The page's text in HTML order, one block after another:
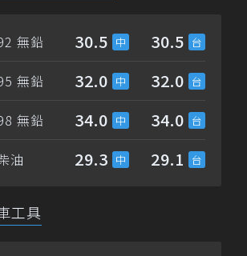
無鉛 30.5 30.5
無鉛 32.0 32.0
無鉛 34.0 34.0
油 29.3 29.1
工具